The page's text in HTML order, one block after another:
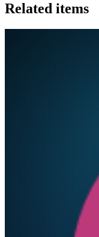
Related items